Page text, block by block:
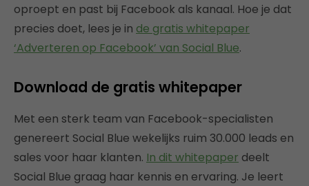
oproept en past bij Facebook als kanaal. Hoe je dat
precies doet, lees je in de gratis whitepaper
‘Adverteren op Facebook’ van Social Blue.
Download de gratis whitepaper
Met een sterk team van Facebook-specialisten
genereert Social Blue wekelijks ruim 30.000 leads en
sales voor haar klanten. In dit whitepaper deelt
Social Blue graag haar kennis en ervaring. Je leert